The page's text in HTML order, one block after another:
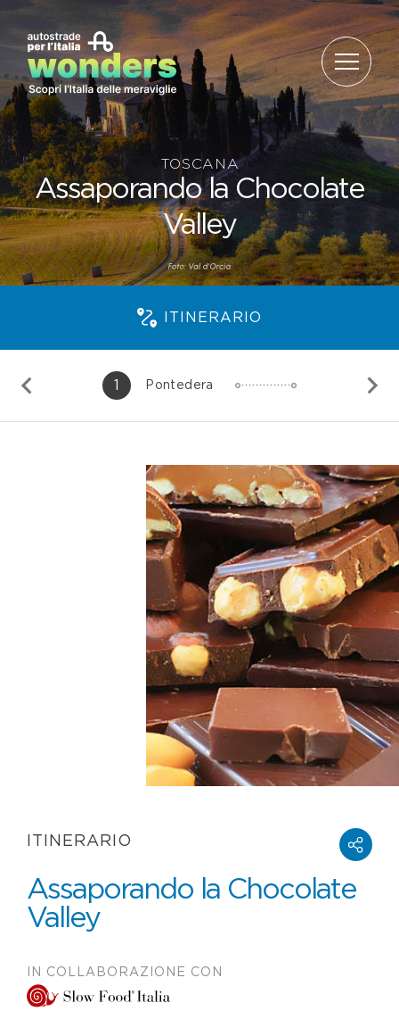
TOSCANA
Assaporando la Chocolate
Valley
ITINERARIO
1 Pontedera
ITINERARIO
Assaporando la Chocolate
Valley
IN COLLABORAZIONE CON